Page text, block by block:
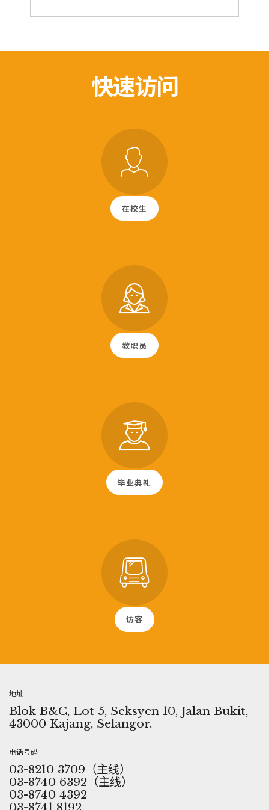
快速访问
在校生
教职员
毕业典礼
访客
地址
Blok B&C, Lot 5, Seksyen 10, Jalan Bukit,
43000 Kajang, Selangor.
电话号码
03-8210 3709（主线）
03-8740 6392（主线）
03-8740 4392
03-8741 8192